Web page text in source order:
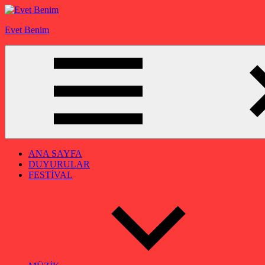
İçeriğe
Evet Benim
ANA SAYFA
DUYURULAR
FESTİVAL